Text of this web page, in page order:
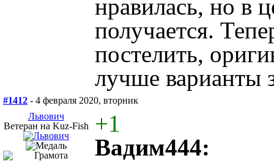
нравилась, но в
получается.
постелить,
лучше варианты
#1412 - 4 февраля 2020, вторник
Львович
Ветеран на Kuz-Fish
+1
Вадим444: